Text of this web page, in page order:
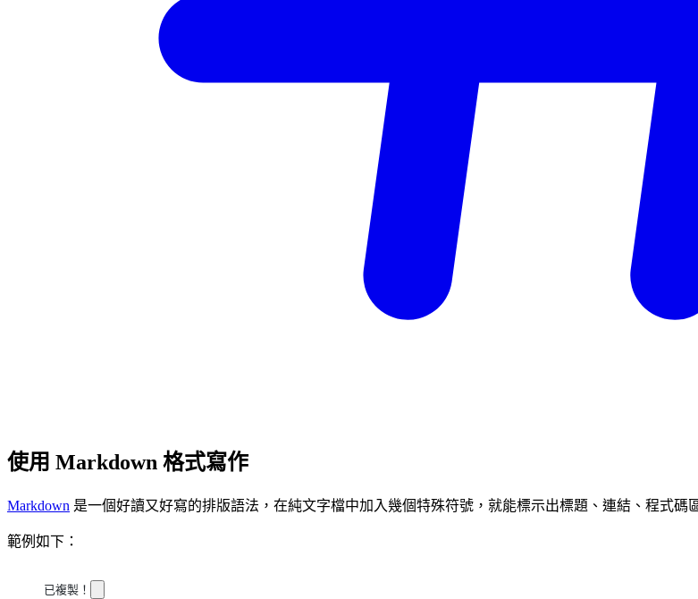
使用 Markdown 格式寫作
Markdown 是一個好讀又好寫的排版語法，在純文字檔中加入幾個特殊符號，就能標示出標題、連結、程式碼
範例如下：
已複製！